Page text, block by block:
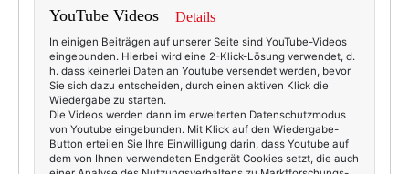
YouTube Videos Details
In einigen Beiträgen auf unserer Seite sind YouTube-Videos
eingebunden. Hierbei wird eine 2-Klick-Lösung verwendet, d.
h. dass keinerlei Daten an Youtube versendet werden, bevor
Sie sich dazu entscheiden, durch einen aktiven Klick die
Wiedergabe zu starten.
Die Videos werden dann im erweiterten Datenschutzmodus
von Youtube eingebunden. Mit Klick auf den Wiedergabe-
Button erteilen Sie Ihre Einwilligung darin, dass Youtube auf
dem von Ihnen verwendeten Endgerät Cookies setzt, die auch